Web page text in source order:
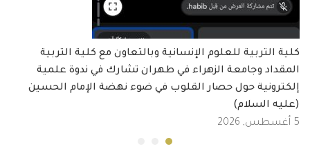
كلية التربية للعلوم الإنسانية وبالتعاون مع كلية التربية
المقداد وجامعة الزهراء في طهران تشارك في ندوة علمية
إلكترونية حول حصار القلوب في ضوء نهضة الإمام الحسين
(عليه السلام)
5 أغسطس, 2026